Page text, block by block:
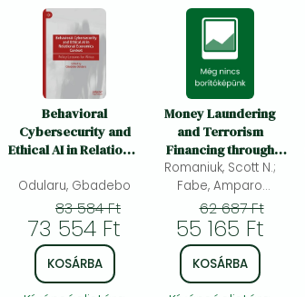
Behavioral
Cybersecurity and
Ethical AI in Relational
Policy Lessons for
Africa
Odularu, Gbadebo
83 584 Ft
73 554 Ft
KOSÁRBA
Money Laundering
and Terrorism
Financing through
Hawala Money
Transfer Operators
Romaniuk, Scott N.;
Fabe, Amparo
Pamela; Toledo, Joan
Andrea;
62 687 Ft
55 165 Ft
KOSÁRBA